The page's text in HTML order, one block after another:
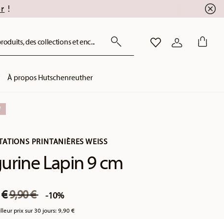
!
des collections et enc... LISTE DE SOUHAITS
CONNEXION
À propos Hutschenreuther
PRINTANIÈRES WEISS
Lapin 9 cm
€Price reduced from
9,90 €to-10%
prix sur 30 jours:9,90 €